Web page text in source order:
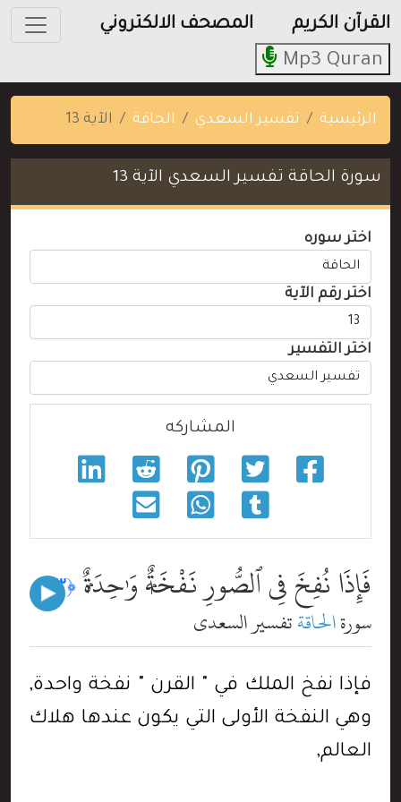
القرآن الكريم المصحف الالكتروني
Mp3 Quran
الرئيسية تفسير السعدي الحاقة الآية 13
سورة الحاقة تفسير السعدي الآية 13
اختر سوره
اختر رقم الآية
اختر التفسير
المشاركه
فَإِذَا نُفِخَ فِى ٱلصُّورِ نَفْخَةٌۭ وَٰحِدَةٌۭ ﴿١٣﴾
سورةالحاقةتفسير السعدي
فإذا نفخ الملك في " القرن " نفخة واحدة,
وهي النفخة الأولى التي يكون عندها هلاك
العالم,